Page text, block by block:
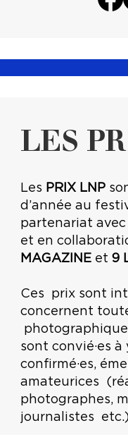
LES
Les PRIX LNP
d’année au
partenariat avec
et en
MAGAZINEet 9
Ces prix sont
concernent
sont convié·es
confirmé·es,
amateurices
photographes,
journalistes